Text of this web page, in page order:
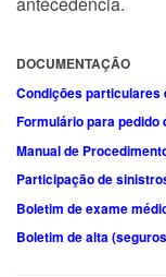
DOCUMENTAÇÃO
Condições particulares
Formulário para pedido
Manual de
Participação de
Boletim de exame
Boletim de alta